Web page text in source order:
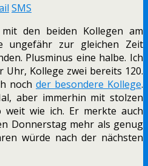
SMS
den beiden Kollegen am
ungefähr zur gleichen Zeit
Plusminus eine halbe. Ich
Kollege zwei bereits 120.
noch der besondere Kollege.
aber immerhin mit stolzen
wie ich. Er merkte auch
Donnerstag mehr als genug
würde nach der nächsten